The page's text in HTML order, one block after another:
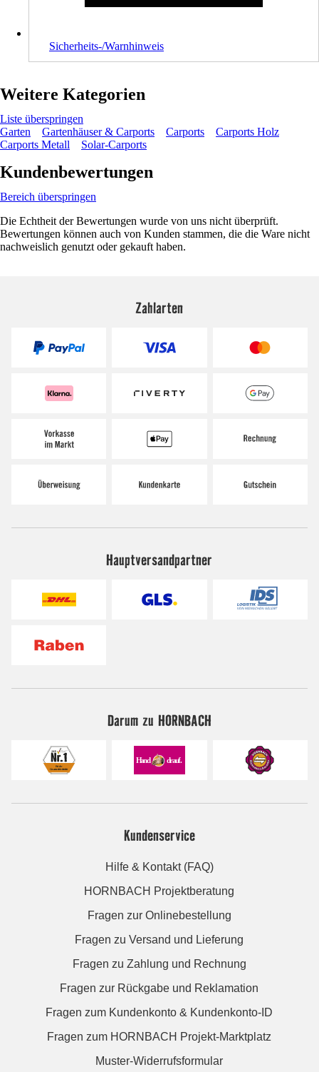
Sicherheits-/Warnhinweis
Weitere Kategorien
Liste überspringen
Garten
Gartenhäuser & Carports Carports
Carports Holz
Carports Metall
Solar-Carports
Kundenbewertungen
Bereich überspringen
Die Echtheit der Bewertungen wurde von uns nicht überprüft.
Bewertungen können auch von Kunden stammen, die die Ware nicht
nachweislich genutzt oder gekauft haben.
Zahlarten
Hauptversandpartner
Darum zu HORNBACH
Kundenservice
Hilfe & Kontakt (FAQ)
HORNBACH Projektberatung
Fragen zur Onlinebestellung
Fragen zu Versand und Lieferung
Fragen zu Zahlung und Rechnung
Fragen zur Rückgabe und Reklamation
Fragen zum Kundenkonto & Kundenkonto-ID
Fragen zum HORNBACH Projekt-Marktplatz
Muster-Widerrufsformular